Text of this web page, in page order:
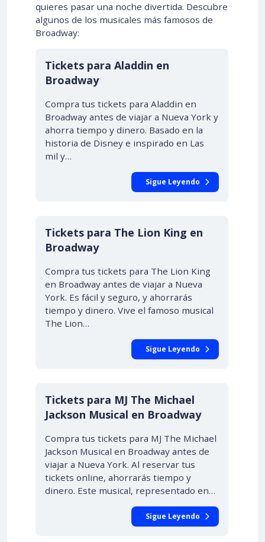
quieres pasar una noche divertida. Descubre
algunos de los musicales más famosos de
Broadway:
Tickets para Aladdin en
Broadway
Compra tus tickets para Aladdin en
Broadway antes de viajar a Nueva York y
ahorra tiempo y dinero. Basado en la
historia de Disney e inspirado en Las
mil y…
Sigue Leyendo
Tickets para The Lion King en
Broadway
Compra tus tickets para The Lion King
en Broadway antes de viajar a Nueva
York. Es fácil y seguro, y ahorrarás
tiempo y dinero. Vive el famoso musical
The Lion…
Sigue Leyendo
Tickets para MJ The Michael
Jackson Musical en Broadway
Compra tus tickets para MJ The Michael
Jackson Musical en Broadway antes de
viajar a Nueva York. Al reservar tus
tickets online, ahorrarás tiempo y
dinero. Este musical, representado en…
Sigue Leyendo